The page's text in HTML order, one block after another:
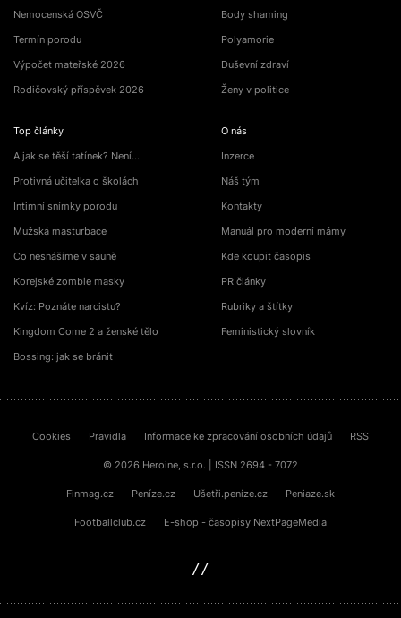
Nemocenská OSVČ
Termín porodu
Výpočet mateřské 2026
Rodičovský příspěvek 2026
Top články
A jak se těší tatínek? Není…
Protivná učitelka o školách
Intimní snímky porodu
Mužská masturbace
Co nesnášíme v sauně
Korejské zombie masky
Kvíz: Poznáte narcistu?
Kingdom Come 2 a ženské tělo
Bossing: jak se bránit
Body shaming
Polyamorie
Duševní zdraví
Ženy v politice
O nás
Inzerce
Náš tým
Kontakty
Manuál pro moderní mámy
Kde koupit časopis
PR články
Rubriky a štítky
Feministický slovník
Cookies Pravidla Informace ke zpracování osobních údajů RSS
© 2026 Heroine, s.r.o. | ISSN 2694 - 7072
Finmag.cz Peníze.cz Ušetři.peníze.cz Peniaze.sk
Footballclub.cz E-shop - časopisy NextPageMedia